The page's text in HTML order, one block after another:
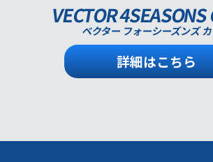
VECTOR 4SEASONS
ベクター フォーシーズンズ
詳細はこちら